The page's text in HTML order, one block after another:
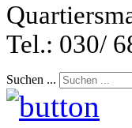
Tel.: 030/
Suchen ...